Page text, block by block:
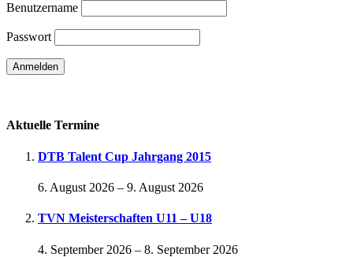
Benutzername
Passwort
Aktuelle Termine
DTB Talent Cup Jahrgang 2015
6. August 2026 – 9. August 2026
TVN Meisterschaften U11 – U18
4. September 2026 – 8. September 2026